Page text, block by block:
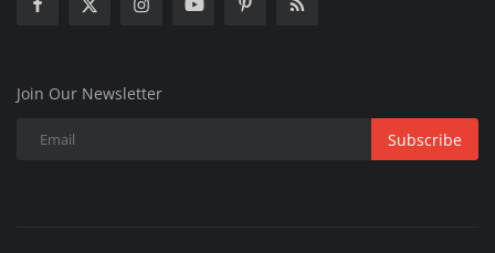
Join Our Newsletter
Subscribe